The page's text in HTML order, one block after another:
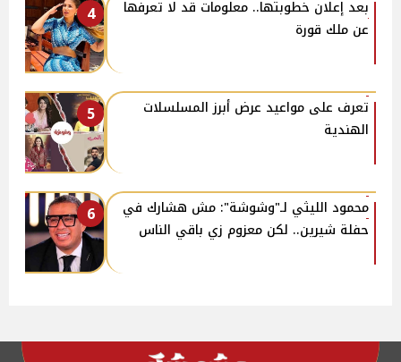
4
بعد إعلان خطوبتها.. معلومات قد لا تعرفها
عن ملك قورة
5
تعرف على مواعيد عرض أبرز المسلسلات
الهندية
6
محمود الليثي لـ"وشوشة": مش هشارك في
حفلة شيرين.. لكن معزوم زي باقي الناس